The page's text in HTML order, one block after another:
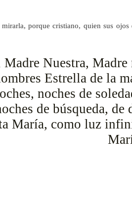
porque cristiano, quien sus
Madre Nuestra,
Estrella de la
noches de
de búsqueda,
María, como luz